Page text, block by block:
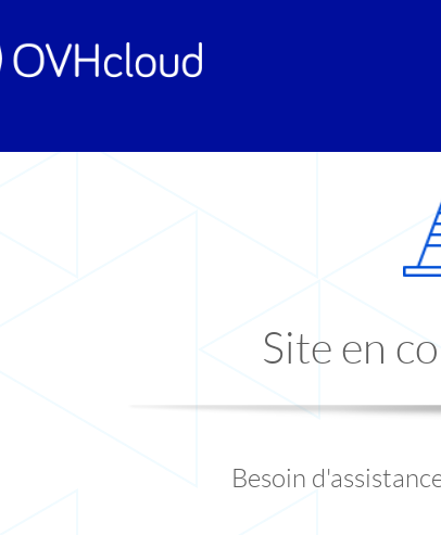
Site en
Besoin